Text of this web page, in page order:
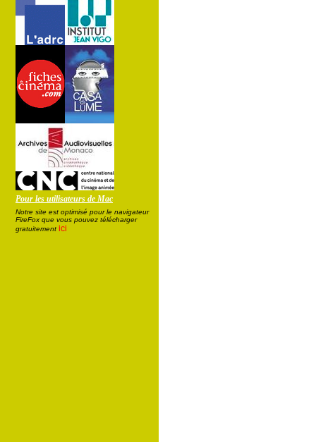
Pour les utilisateurs de Mac
Notre site est optimisé pour le navigateur
FireFox que vous pouvez télécharger
gratuitement ici